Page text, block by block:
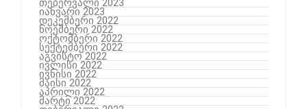
თებერვალი 2023
იანვარი 2023
დეკემბერი 2022
ნოემბერი 2022
ოქტომბერი 2022
სექტემბერი 2022
აგვისტო 2022
ივლისი 2022
ივნისი 2022
მაისი 2022
აპრილი 2022
მარტი 2022